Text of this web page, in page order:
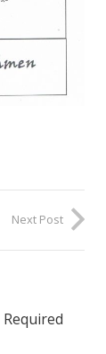
Next Post
Required